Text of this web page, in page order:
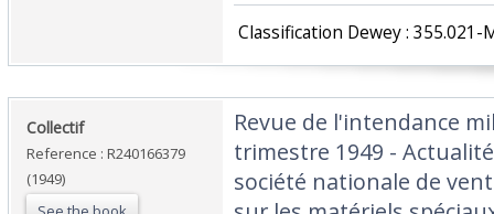
Classification Dewey : 355.021-
‎Collectif‎
Reference : R240166379
(1949)
‎Revue de l'intendance
trimestre 1949 -
société nationale de